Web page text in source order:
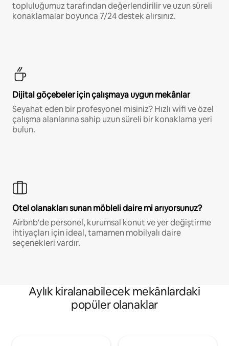
topluluğumuz tarafından değerlendirilir ve uzun süreli
konaklamalar boyunca 7/24 destek alırsınız.
Dijital göçebeler için çalışmaya uygun mekânlar
Seyahat eden bir profesyonel misiniz? Hızlı wifi ve özel
çalışma alanlarına sahip uzun süreli bir konaklama yeri
bulun.
Otel olanakları sunan möbleli daire mi arıyorsunuz?
Airbnb'de personel, kurumsal konut ve yer değiştirme
ihtiyaçları için ideal, tamamen mobilyalı daire
seçenekleri vardır.
Aylık kiralanabilecek mekânlardaki
popüler olanaklar